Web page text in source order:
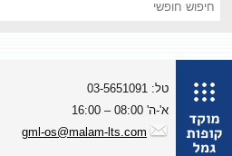
טל: 03-5651091
א'-ה' 08:00 – 16:00
gml-os@malam-lts.com